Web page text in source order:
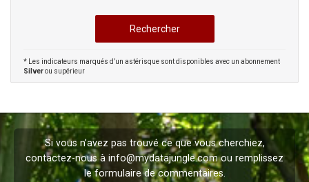
* Les indicateurs marqués d’un astérisque sont disponibles avec un abonnement
Silverou supérieur
Si vous n’avez pas trouvé ce que vous cherchiez,
contactez-nous à info@mydatajungle.comou remplissez
le formulaire decommentaires